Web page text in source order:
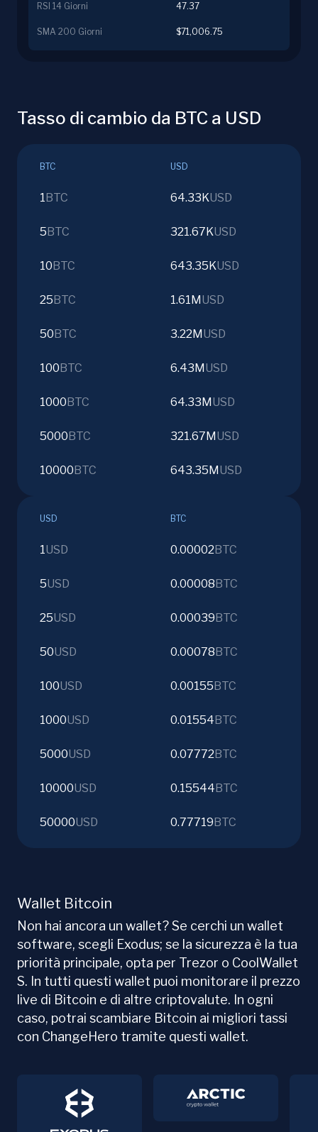
RSI 14 Giorni 47.37
SMA 200 Giorni $71,006.75
Tasso di cambio da BTC a USD
BTC USD
1 BTC 64.33KUSD
5 BTC 321.67KUSD
10 BTC 643.35KUSD
25 BTC 1.61M USD
50 BTC 3.22M USD
100 BTC 6.43M USD
1000 BTC 64.33M USD
5000 BTC 321.67M USD
10000 BTC 643.35M USD
USD BTC
1USD 0.00002 BTC
5USD 0.00008 BTC
25USD 0.00039 BTC
50USD 0.00078 BTC
100USD 0.00155 BTC
1000USD 0.01554 BTC
5000USD 0.07772 BTC
10000USD 0.15544 BTC
50000USD 0.77719 BTC
Wallet Bitcoin
Non hai ancora un wallet? Se cerchi un wallet
software, scegli Exodus; se la sicurezza è la tua
priorità principale, opta per Trezor o CoolWallet
S. In tutti questi wallet puoi monitorare il prezzo
live di Bitcoin e di altre criptovalute. In ogni
caso, potrai scambiare Bitcoin ai migliori tassi
con ChangeHero tramite questi wallet.